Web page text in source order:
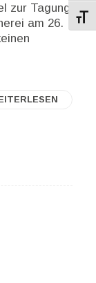
zur Tagung
am 26.